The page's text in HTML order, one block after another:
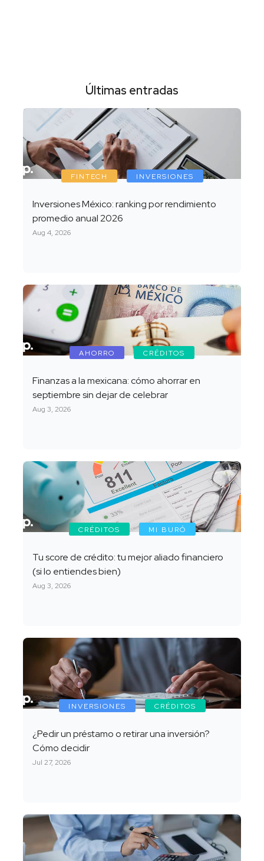
Últimas entradas
FINTECH INVERSIONES
Inversiones México: ranking por rendimiento
promedio anual 2026
Aug 4, 2026
AHORRO CRÉDITOS
Finanzas a la mexicana: cómo ahorrar en
septiembre sin dejar de celebrar
Aug 3, 2026
CRÉDITOS MI BURÓ
Tu score de crédito: tu mejor aliado financiero
(si lo entiendes bien)
Aug 3, 2026
INVERSIONES CRÉDITOS
¿Pedir un préstamo o retirar una inversión?
Cómo decidir
Jul 27, 2026